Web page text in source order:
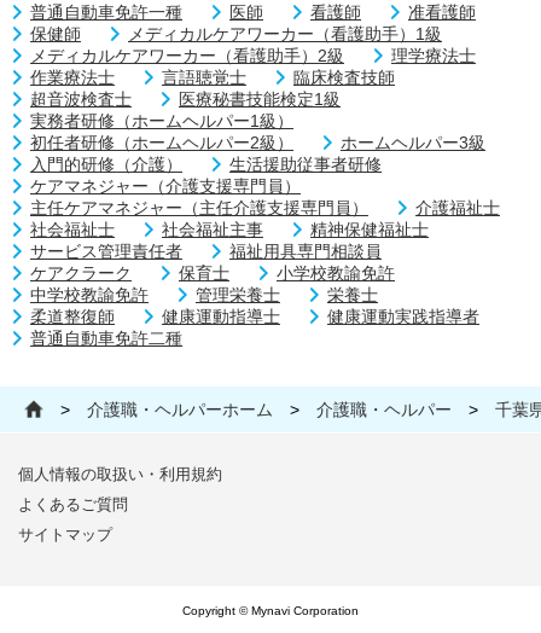
普通自動車免許一種 医師 看護師
准看護師
保健師
メディカルケアワーカー（看護助手）1級
メディカルケアワーカー（看護助手）2級
理学療法士
作業療法士
言語聴覚士
臨床検査技師
超音波検査士
医療秘書技能検定1級
実務者研修（ホームヘルパー1級）
初任者研修（ホームヘルパー2級）
ホームヘルパー3級
入門的研修（介護）
生活援助従事者研修
ケアマネジャー（介護支援専門員）
主任ケアマネジャー（主任介護支援専門員）
介護福祉士
社会福祉士
社会福祉主事
精神保健福祉士
サービス管理責任者
福祉用具専門相談員
ケアクラーク
保育士
小学校教諭免許
中学校教諭免許
管理栄養士
栄養士
柔道整復師
健康運動指導士
健康運動実践指導者
普通自動車免許二種
> 介護職・ヘルパーホーム > 介護職・ヘルパー > 千葉
個人情報の取扱い・利用規約
よくあるご質問
サイトマップ
Copyright © Mynavi Corporation